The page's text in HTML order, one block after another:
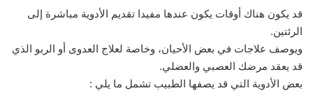
قد يكون هناك أوقات يكون عندها مفيدا تقديم الأدوية مباشرة إلى
الرئتين.
ويوصف علاجات في بعض الأحيان، وخاصة لعلاج العدوى أو الربو الذي
قد يعقد مرضك العصبي والعضلي.
بعض الأدوية التي قد يصفها الطبيب تشمل ما يلي :